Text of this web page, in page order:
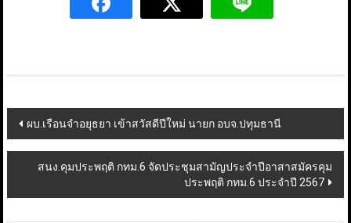
Post
navigation
ผบ.เรือนจำอยุธยา เข้าสวัสดีปีใหม่ นายก อบจ.ปทุมธานี
สนง.คุมประพฤติ กทม.6 จัดประชุมสามัญประจำปีอาสาสมัครคุม
ประพฤติ กทม.6 ประจำปี 2567